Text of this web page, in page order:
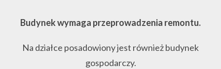
Budynek wymaga przeprowadzenia remontu.
Na działce posadowiony jest również budynek
gospodarczy.